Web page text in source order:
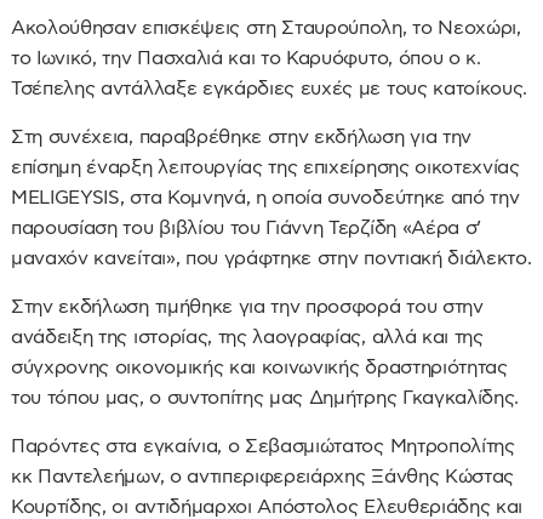
Ακολούθησαν επισκέψεις στη Σταυρούπολη, το Νεοχώρι,
το Ιωνικό, την Πασχαλιά και το Καρυόφυτο, όπου ο κ.
Τσέπελης αντάλλαξε εγκάρδιες ευχές με τους κατοίκους.
Στη συνέχεια, παραβρέθηκε στην εκδήλωση για την
επίσημη έναρξη λειτουργίας της επιχείρησης οικοτεχνίας
MELIGEYSIS, στα Κομνηνά, η οποία συνοδεύτηκε από την
παρουσίαση του βιβλίου του Γιάννη Τερζίδη «Αέρα σ’
μαναχόν κανείται», που γράφτηκε στην ποντιακή διάλεκτο.
Στην εκδήλωση τιμήθηκε για την προσφορά του στην
ανάδειξη της ιστορίας, της λαογραφίας, αλλά και της
σύγχρονης οικονομικής και κοινωνικής δραστηριότητας
του τόπου μας, ο συντοπίτης μας Δημήτρης Γκαγκαλίδης.
Παρόντες στα εγκαίνια, ο Σεβασμιώτατος Μητροπολίτης
κκ Παντελεήμων, ο αντιπεριφερειάρχης Ξάνθης Κώστας
Κουρτίδης, οι αντιδήμαρχοι Απόστολος Ελευθεριάδης και